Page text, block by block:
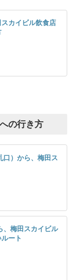
カイビル飲食店
の行き方
口）から、梅田ス
、梅田スカイビル
ート